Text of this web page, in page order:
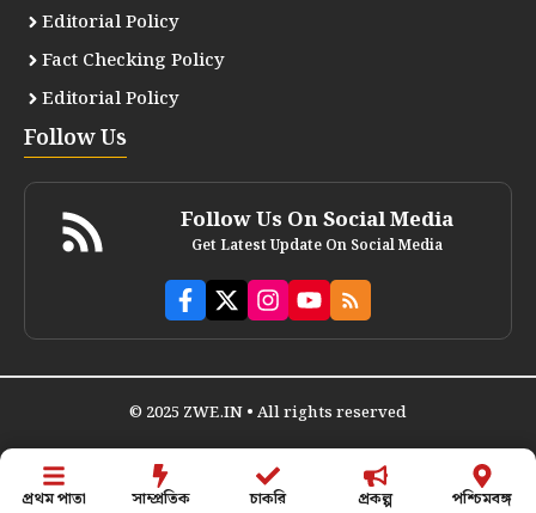
Editorial Policy
Fact Checking Policy
Editorial Policy
Follow Us
Follow Us On Social Media
Get Latest Update On Social Media
© 2025 ZWE.IN • All rights reserved
প্রথম পাতা সাম্প্রতিক চাকরি প্রকল্প পশ্চিমবঙ্গ